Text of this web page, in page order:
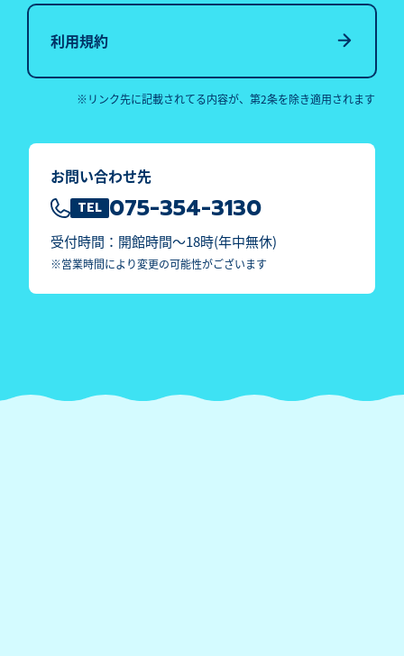
※リンク先に記載されてる内容が、第2条を除き適用されます
お問い合わせ先
TEL 075-354-3130
受付時間：開館時間～18時(年中無休)
※営業時間により変更の可能性がございます